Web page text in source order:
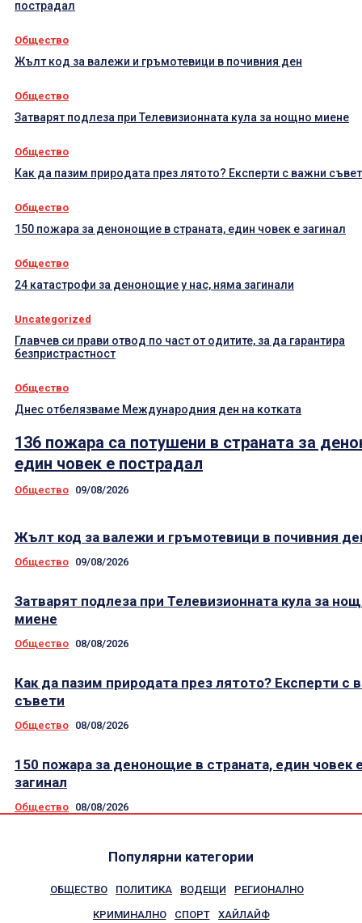
пострадал
Общество
Жълт код за валежи и гръмотевици в почивния ден
Общество
Затварят подлеза при Телевизионната кула за нощно миене
Общество
Как да пазим природата през лятото? Експерти с важни
Общество
150 пожара за денонощие в страната, един човек е загинал
Общество
24 катастрофи за денонощие у нас, няма загинали
Uncategorized
Главчев си прави отвод по част от одитите, за да гарантира
безпристрастност
Общество
Днес отбелязваме Международния ден на котката
136 пожара са потушени в страната за
един човек е пострадал
Общество 09/08/2026
Жълт код за валежи и гръмотевици в почивния
Общество 09/08/2026
Затварят подлеза при Телевизионната кула за
миене
Общество 08/08/2026
Как да пазим природата през лятото? Експерти с
съвети
Общество 08/08/2026
150 пожара за денонощие в страната, един човек
загинал
Общество 08/08/2026
Популярни категории
ОБЩЕСТВО ПОЛИТИКА ВОДЕЩИ РЕГИОНАЛНО
КРИМИНАЛНО СПОРТ ХАЙЛАЙФ